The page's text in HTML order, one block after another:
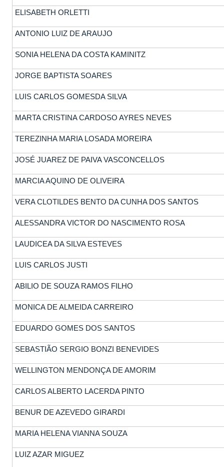
ELISABETH ORLETTI
ANTONIO LUIZ DE ARAUJO
SONIA HELENA DA COSTA KAMINITZ
JORGE BAPTISTA SOARES
LUIS CARLOS GOMESDA SILVA
MARTA CRISTINA CARDOSO AYRES NEVES
TEREZINHA MARIA LOSADA MOREIRA
JOSÉ JUAREZ DE PAIVA VASCONCELLOS
MARCIA AQUINO DE OLIVEIRA
VERA CLOTILDES BENTO DA CUNHA DOS SANTOS
ALESSANDRA VICTOR DO NASCIMENTO ROSA
LAUDICEA DA SILVA ESTEVES
LUIS CARLOS JUSTI
ABILIO DE SOUZA RAMOS FILHO
MONICA DE ALMEIDA CARREIRO
EDUARDO GOMES DOS SANTOS
SEBASTIÃO SERGIO BONZI BENEVIDES
WELLINGTON MENDONÇA DE AMORIM
CARLOS ALBERTO LACERDA PINTO
BENUR DE AZEVEDO GIRARDI
MARIA HELENA VIANNA SOUZA
LUIZ AZAR MIGUEZ